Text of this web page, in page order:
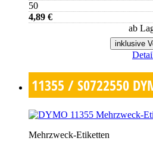
50
4,89 €
ab
inklusive
11355 / S0722550
Mehrzweck-Etiketten